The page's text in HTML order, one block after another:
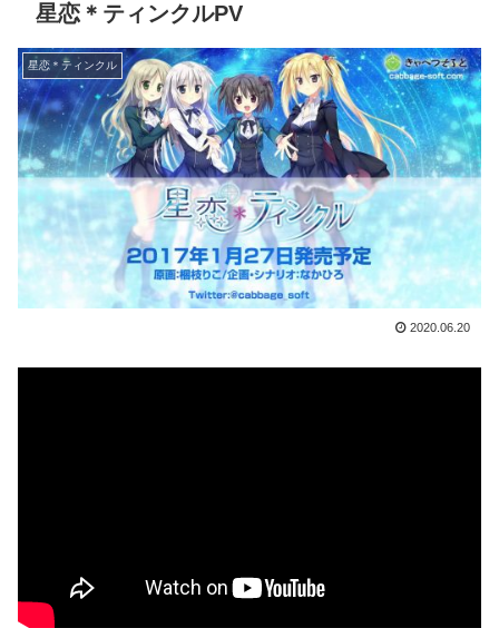
星恋＊ティンクルPV
星恋＊ティンクル
2020.06.20